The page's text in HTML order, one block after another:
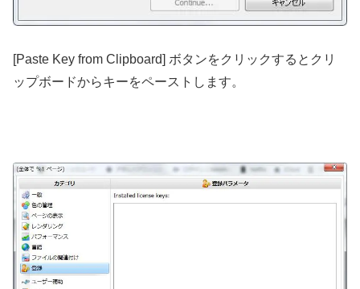
[Paste Key from Clipboard] ボタンをクリックするとクリ
ップボードからキーをペーストします。